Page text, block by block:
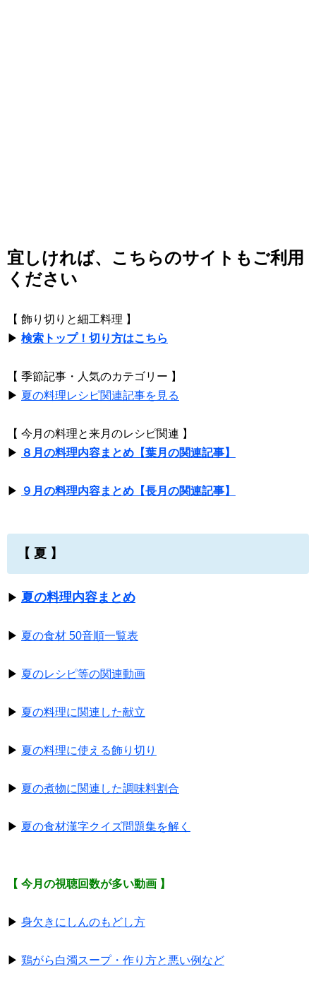
宜しければ、こちらのサイトもご利用
ください
【 飾り切りと細工料理 】
▶ 検索トップ！切り方はこちら
【 季節記事・人気のカテゴリー 】
▶ 夏の料理レシピ関連記事を見る
【 今月の料理と来月のレシピ関連 】
▶ ８月の料理内容まとめ【葉月の関連記事】
▶ ９月の料理内容まとめ【長月の関連記事】
【 夏 】
▶ 夏の料理内容まとめ
▶ 夏の食材 50音順一覧表
▶ 夏のレシピ等の関連動画
▶ 夏の料理に関連した献立
▶ 夏の料理に使える飾り切り
▶ 夏の煮物に関連した調味料割合
▶ 夏の食材漢字クイズ問題集を解く
【 今月の視聴回数が多い動画 】
▶ 身欠きにしんのもどし方
▶ 鶏がら白濁スープ・作り方と悪い例など